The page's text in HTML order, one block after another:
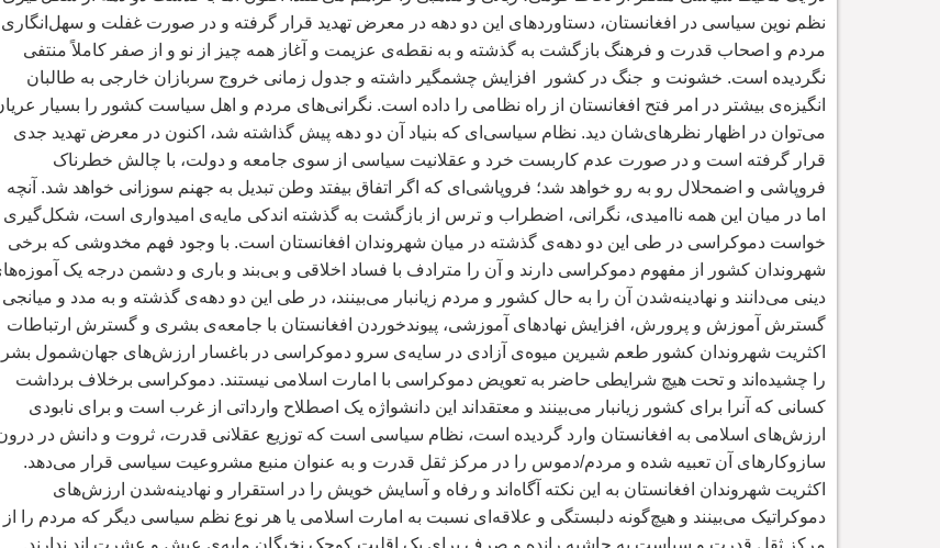
نظم نوین سیاسی در افغانستان، دستاوردهای این دو دهه در معرض تهدید قرار گرفته و در صورت غفلت و سهل انگاری
مردم و اصحاب قدرت و فرهنگ بازگشت به گذشته و به نقطهی عزیمت و آغاز همه چیز از نو و از صفر کاملاً منتفی
نگردیده است. خشونت و جنگ در کشور افزایش چشمگیر داشته و جدول زمانی خروج سربازان خارجی به طالبان
انگیزهی بیشتر در امر فتح افغانستان از راه نظامی را داده است. نگرانیهای مردم و اهل سیاست کشور را بسیار
میتوان در اظهار نظرهایشان دید. نظام سیاسی ای که بنیاد آن دو دهه پیش گذاشته شد، اکنون در معرض تهدید جدی
قرار گرفته است و در صورت عدم کاربست خرد و عقلانیت سیاسی از سوی جامعه و دولت، با چالش خطرناک
فروپاشی و اضمحلال رو به رو خواهد شد؛ فروپاشی ای که اگر اتفاق بیفتد وطن تبدیل به جهنم سوزانی خواهد شد. آنچه
اما در میان این همه ناامیدی، نگرانی، اضطراب و ترس از بازگشت به گذشته اندکی مایهی امیدواری است، شکلگیری
خواست دموکراسی در طی این دو دههی گذشته در میان شهروندان افغانستان است. با وجود فهم مخدوشی که برخی
شهروندان کشور از مفهوم دموکراسی دارند و آن را مترادف با فساد اخلاقی و بیبند و باری و دشمن درجه یک آموزه
دینی میدانند و نهادینهشدن آن را به حال کشور و مردم زیانبار میبینند، در طی این دو دههی گذشته و به مدد و میانجی
گسترش آموزش و پرورش، افزایش نهادهای آموزشی، پیوندخوردن افغانستان با جامعهی بشری و گسترش ارتباطات
اکثریت شهروندان کشور طعم شیرین میوهی آزادی در سایهی سرو دموکراسی در باغسار ارزشهای جهانشمول
را چشیده اند و تحت هیچ شرایطی حاضر به تعویض دموکراسی با امارت اسلامی نیستند. دموکراسی برخلاف برداشت
کسانی که آنرا برای کشور زیانبار میبینند و معتقد اند این دانشواژه یک اصطلاح وارداتی از غرب است و برای نابودی
ارزشهای اسلامی به افغانستان وارد گردیده است، نظام سیاسی است که توزیع عقلانی قدرت، ثروت و دانش در
سازوکارهای آن تعبیه شده و مردم/دموس را در مرکز ثقل قدرت و به عنوان منبع مشروعیت سیاسی قرار میدهد.
اکثریت شهروندان افغانستان به این نکته آگاه اند و رفاه و آسایش خویش را در استقرار و نهادینهشدن ارزشهای
دموکراتیک میبینند و هیچگونه دلبستگی و علاقه ای نسبت به امارت اسلامی یا هر نوع نظم سیاسی دیگر که مردم را از
مرکز ثقل قدرت و سیاست به حاشیه رانده و صرف برای یک اقلیت کوچک نخبگان مایهی عیش و عشرت اند ندارند.